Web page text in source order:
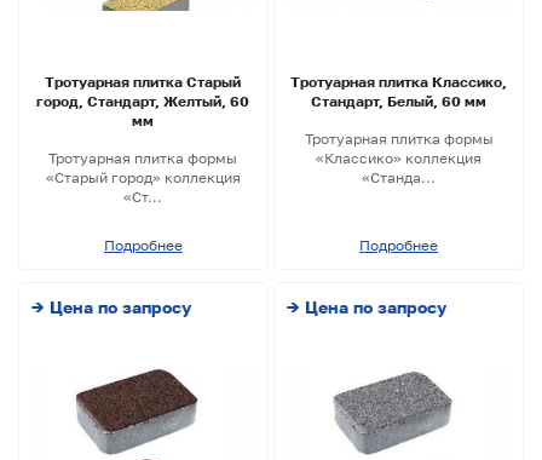
Тротуарная плитка Старый
город, Стандарт, Желтый, 60
мм
Тротуарная плитка формы
«Старый город» коллекция
«Ст...
Подробнее
Тротуарная плитка Классико,
Стандарт, Белый, 60 мм
Тротуарная плитка формы
«Классико» коллекция
«Станда...
Подробнее
→ Цена по запросу → Цена по запросу